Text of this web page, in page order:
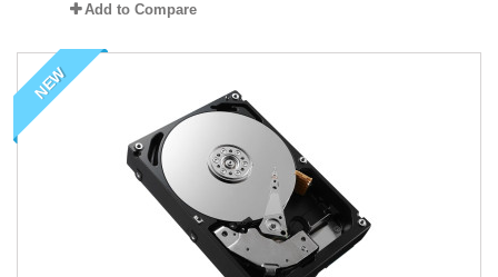
Add to Compare
NEW